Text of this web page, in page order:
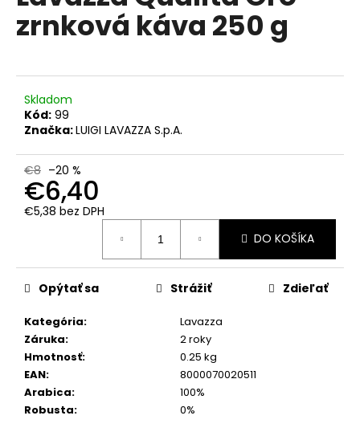
z
zrnková káva 250 g
Skladom
Kód: 99
Značka:LUIGI LAVAZZA S.p.A.
€8 –20 %
€6,40
€5,38 bez DPH
DO KOŠÍKA
Kategória:
Lavazza
Záruka:
2 roky
Hmotnosť:
0.25 kg
EAN:
8000070020511
Arabica:
100%
Robusta: 0%
Opýtať sa Strážiť Zdieľať
a
m
KAFFA
COFFEE
SUPER
PREMIUM
ZRNKOVÁ
KÁVA
1KG
€16,50